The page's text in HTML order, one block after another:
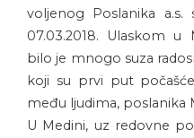
voljenog Poslanika
07.03.2018. Ulaskom u
bilo je mnogo suza
koji su prvi put
među ljudima, poslanika
U Medini, uz redovne